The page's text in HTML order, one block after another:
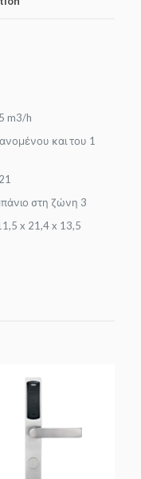
m3/h
και του 1
στη ζώνη 3
x 21,4 x 13,5